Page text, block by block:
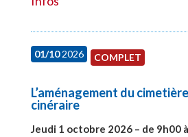
01/102026 COMPLET
L’aménagement du
cinéraire
Jeudi 1 octobre 2026 – de 9h00